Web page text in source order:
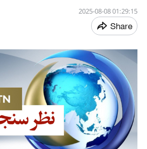
01:29:15 2025-08-08
Share